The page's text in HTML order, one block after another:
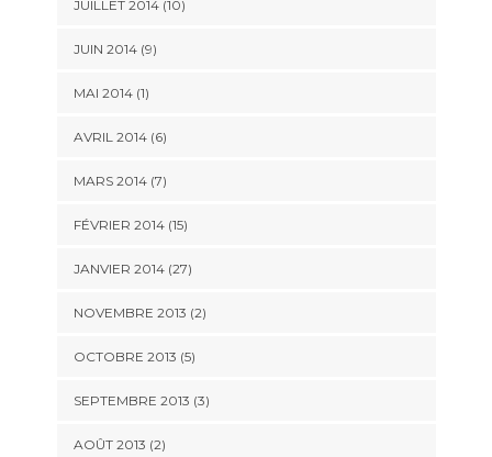
JUILLET 2014 (10)
JUIN 2014 (9)
MAI 2014 (1)
AVRIL 2014 (6)
MARS 2014 (7)
FÉVRIER 2014 (15)
JANVIER 2014 (27)
NOVEMBRE 2013 (2)
OCTOBRE 2013 (5)
SEPTEMBRE 2013 (3)
AOÛT 2013 (2)